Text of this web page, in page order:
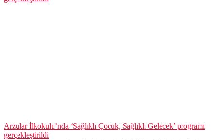
Arzular İlkokulu’nda ‘Sağlıklı Çocuk, Sağlıklı Gelecek’ programı
gerçekleştirildi